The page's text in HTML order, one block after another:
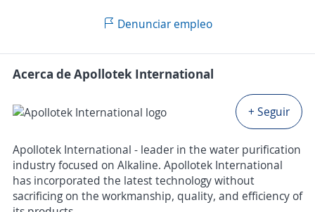
Denunciar empleo
Acerca de Apollotek International
+ Seguir
Apollotek International - leader in the water purification
industry focused on Alkaline. Apollotek International
has incorporated the latest technology without
sacrificing on the workmanship, quality, and efficiency of